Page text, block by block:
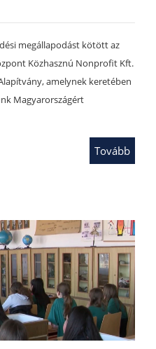
megállapodást kötött az
Közhasznú Nonprofit Kft.
amelynek keretében
Magyarországért
Tovább